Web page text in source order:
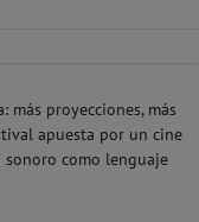
más proyecciones, más
apuesta por un cine
sonoro como lenguaje